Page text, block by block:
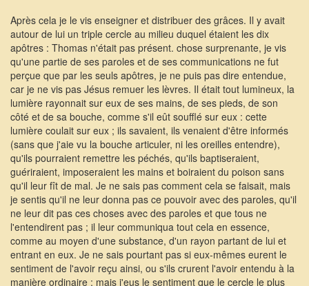
Après cela je le vis enseigner et distribuer des grâces. Il y avait
autour de lui un triple cercle au milieu duquel étaient les dix
apôtres : Thomas n'était pas présent. chose surprenante, je vis
qu'une partie de ses paroles et de ses communications ne fut
perçue que par les seuls apôtres, je ne puis pas dire entendue,
car je ne vis pas Jésus remuer les lèvres. Il était tout lumineux, la
lumière rayonnait sur eux de ses mains, de ses pieds, de son
côté et de sa bouche, comme s'il eût soufflé sur eux : cette
lumière coulait sur eux ; ils savaient, ils venaient d'être informés
(sans que j'aie vu la bouche articuler, ni les oreilles entendre),
qu'ils pourraient remettre les péchés, qu'ils baptiseraient,
guériraient, imposeraient les mains et boiraient du poison sans
qu'il leur fît de mal. Je ne sais pas comment cela se faisait, mais
je sentis qu'il ne leur donna pas ce pouvoir avec des paroles, qu'il
ne leur dit pas ces choses avec des paroles et que tous ne
l'entendirent pas ; il leur communiqua tout cela en essence,
comme au moyen d'une substance, d'un rayon partant de lui et
entrant en eux. Je ne sais pourtant pas si eux-mêmes eurent le
sentiment de l'avoir reçu ainsi, ou s'ils crurent l'avoir entendu à la
manière ordinaire ; mais j'eus le sentiment que le cercle le plus